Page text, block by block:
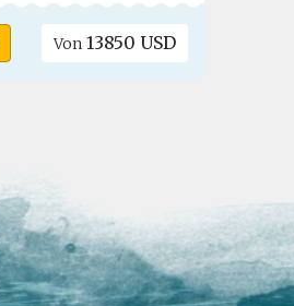
Von13850 USD